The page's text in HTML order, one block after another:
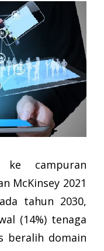
campuran
McKinsey 2021
tahun 2030,
(14%) tenaga
beralih domain